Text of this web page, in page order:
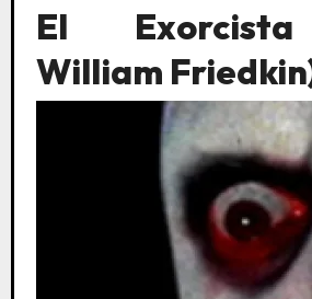
El Exorcista
William